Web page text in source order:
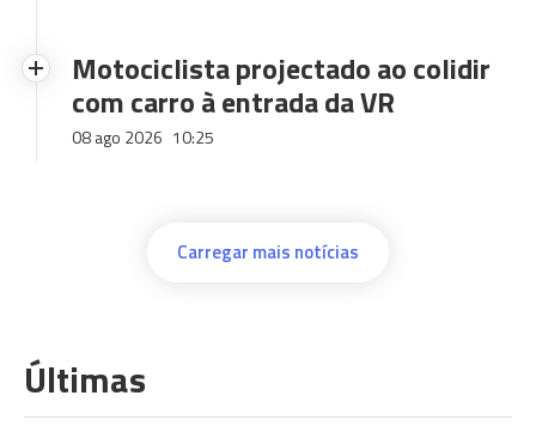
Motociclista projectado ao colidir
com carro à entrada da VR
08 ago 2026 10:25
Carregar mais notícias
Últimas